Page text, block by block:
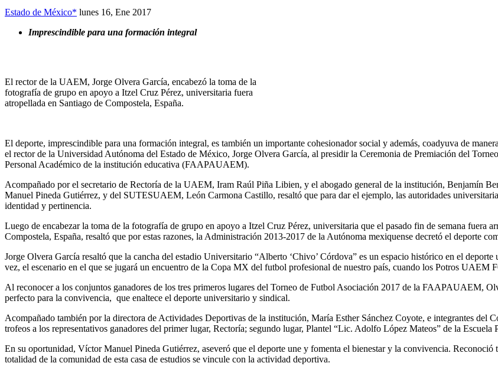
Estado de México* lunes 16, Ene 2017
Imprescindible para una formación integral
El rector de la UAEM, Jorge Olvera García, encabezó la toma de la
fotografía de grupo en apoyo a Itzel Cruz Pérez, universitaria fuera
atropellada en Santiago de Compostela, España.
El deporte, imprescindible para una formación integral, es también un importante cohesionador social y además, coadyuva de
el rector de la Universidad Autónoma del Estado de México, Jorge Olvera García, al presidir la Ceremonia de Premiación del
Personal Académico de la institución educativa (FAAPAUAEM).
Acompañado por el secretario de Rectoría de la UAEM, Iram Raúl Piña Libien, y el abogado general de la institución, Benjamín
Manuel Pineda Gutiérrez, y del SUTESUAEM, León Carmona Castillo, resaltó que para dar el ejemplo, las autoridades
identidad y pertinencia.
Luego de encabezar la toma de la fotografía de grupo en apoyo a Itzel Cruz Pérez, universitaria que el pasado fin de semana fuera
Compostela, España, resaltó que por estas razones, la Administración 2013-2017 de la Autónoma mexiquense decretó el deporte
Jorge Olvera García resaltó que la cancha del estadio Universitario “Alberto ‘Chivo’ Córdova” es un espacio histórico en el
vez, el escenario en el que se jugará un encuentro de la Copa MX del futbol profesional de nuestro país, cuando los Potros UAEM
Al reconocer a los conjuntos ganadores de los tres primeros lugares del Torneo de Futbol Asociación 2017 de la FAAPAUAEM,
perfecto para la convivencia, que enaltece el deporte universitario y sindical.
Acompañado también por la directora de Actividades Deportivas de la institución, María Esther Sánchez Coyote, e integrantes
trofeos a los representativos ganadores del primer lugar, Rectoría; segundo lugar, Plantel “Lic. Adolfo López Mateos” de la
En su oportunidad, Víctor Manuel Pineda Gutiérrez, aseveró que el deporte une y fomenta el bienestar y la convivencia.
totalidad de la comunidad de esta casa de estudios se vincule con la actividad deportiva.